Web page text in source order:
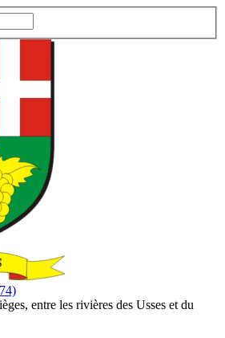
entre les rivières des Usses et du